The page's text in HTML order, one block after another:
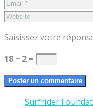
Saisissez votre
18 − 2 =
Surfrider